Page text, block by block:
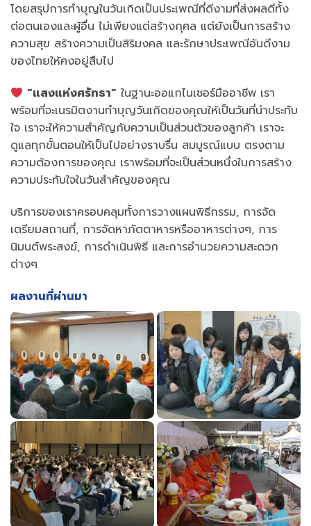
โดยสรุปการทำบุญในวันเกิดเป็นประเพณีที่ดีงามที่ส่งผลดีทั้ง
ต่อตนเองและผู้อื่น ไม่เพียงแต่สร้างกุศล แต่ยังเป็นการสร้าง
ความสุข สร้างความเป็นสิริมงคล และรักษาประเพณีอันดีงาม
ของไทยให้คงอยู่สืบไป
“แสงแห่งศรัทธา” ในฐานะออแกไนเซอร์มืออาชีพ เรา
พร้อมที่จะเนรมิตงานทำบุญวันเกิดของคุณให้เป็นวันที่น่าประทับ
ใจ เราจะให้ความสำคัญกับความเป็นส่วนตัวของลูกค้า เราจะ
ดูแลทุกขั้นตอนให้เป็นไปอย่างราบรื่น สมบูรณ์แบบ ตรงตาม
ความต้องการของคุณ เราพร้อมที่จะเป็นส่วนหนึ่งในการสร้าง
ความประทับใจในวันสำคัญของคุณ
บริการของเราครอบคลุมทั้งการวางแผนพิธีกรรม, การจัด
เตรียมสถานที่, การจัดหาภัตตาหารหรืออาหารต่างๆ, การ
นิมนต์พระสงฆ์, การดำเนินพิธี และการอำนวยความสะดวก
ต่างๆ
ผลงานที่ผ่านมา